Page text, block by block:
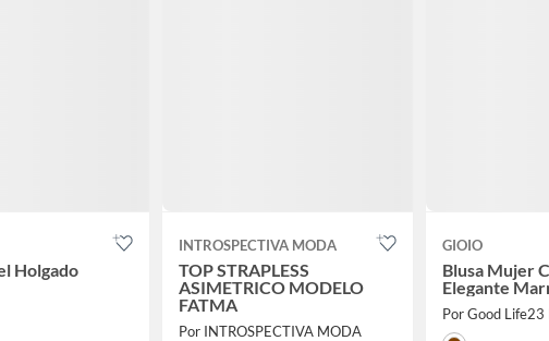
Holgado
INTROSPECTIVA MODA
TOP STRAPLESS
ASIMETRICO MODELO
FATMA
Por INTROSPECTIVA MODA
GIOIO
Blusa Mujer
Elegante
Por Good Life23